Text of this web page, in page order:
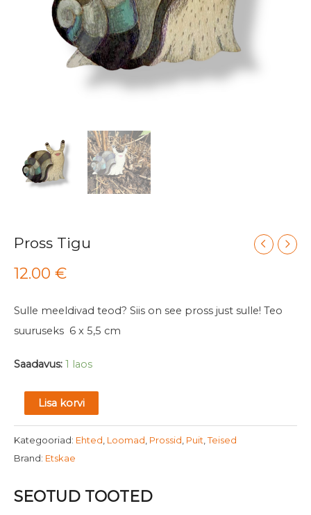
Pross Tigu
12.00 €
Sulle meeldivad teod? Siis on see pross just sulle! Teo
suuruseks 6 x 5,5 cm
Saadavus: 1 laos
Lisa korvi
Kategooriad: Ehted Loomad Prossid Puit ,Teised
Brand: Etskae
SEOTUD TOOTED